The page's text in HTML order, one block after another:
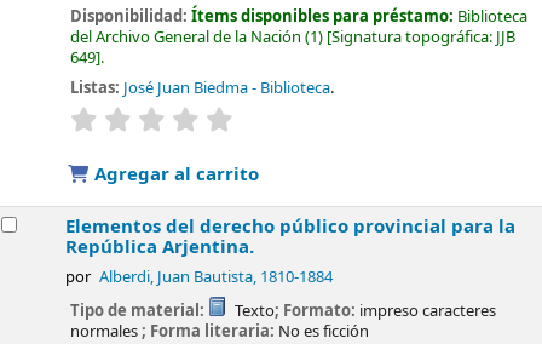
Disponibilidad:Ítems disponibles para préstamo: Biblioteca
del Archivo General de la Nación (1) Signatura topográfica: JJB
649 .
Listas: José Juan Biedma - Biblioteca.
valoración
Agregar al carrito
Elementos del derecho público provincial para la
República Arjentina.
por Alberdi, Juan Bautista, 1810-1884
Tipo de material: Texto; Formato: impreso caracteres
normales; Forma literaria: No es ficción